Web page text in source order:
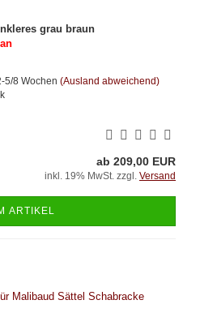
grau braun
5/8 Wochen (Ausland abweichend)
ab 209,00 EUR
inkl. 19% MwSt. zzgl. Versand
ARTIKEL